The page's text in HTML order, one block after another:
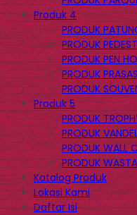
Produk 4
PRODUK
PRODUK
PRODUK PEN
PRODUK
PRODUK
Produk 5
PRODUK
PRODUK
PRODUK WALL
PRODUK
Katalog Produk
Lokasi Kami
Daftar Isi